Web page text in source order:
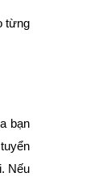
từng
bạn
Nếu